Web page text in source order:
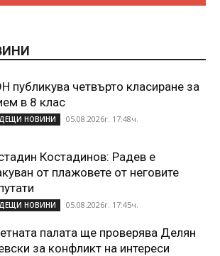
публикува четвърто класиране за
в 8 клас
НОВИНИ 05.08.2026г. 17:48ч.
Костадинов: Радев е
от плажoвете от неговите
НОВИНИ 05.08.2026г. 17:45ч.
палата ще проверява Делян
за конфликт на интереси